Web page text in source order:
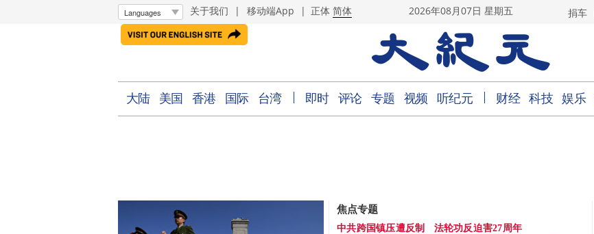
关于我们 | 移动端App | 正体 简体 2026年08月07日 星期五 捐车
大陆 美国 香港 国际 台湾 即时 评论 专题 视频 听纪元 财经 科技 娱乐
焦点专题
中共跨国镇压遭反制 法轮功反迫害27周年